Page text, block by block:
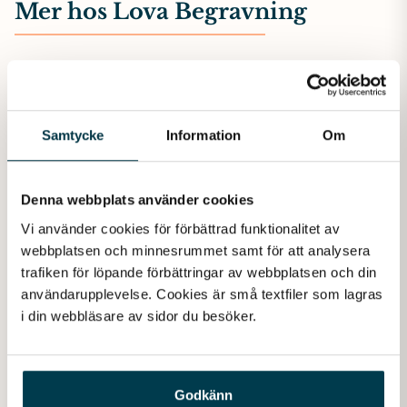
Samtycke Information Om
Denna webbplats använder cookies
Vi använder cookies för förbättrad funktionalitet av
webbplatsen och minnesrummet samt för att analysera
trafiken för löpande förbättringar av webbplatsen och din
användarupplevelse. Cookies är små textfiler som lagras
i din webbläsare av sidor du besöker.
Godkänn
Mer hos Lova Begravning
Juridik